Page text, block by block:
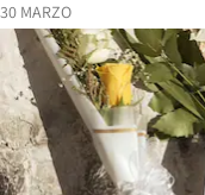
30 MARZO